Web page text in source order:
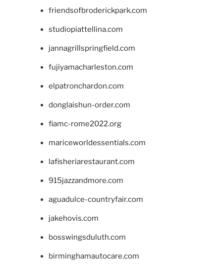
friendsofbroderickpark.com
studiopiattellina.com
jannagrillspringfield.com
fujiyamacharleston.com
elpatronchardon.com
donglaishun-order.com
fiamc-rome2022.org
mariceworldessentials.com
lafisheriarestaurant.com
915jazzandmore.com
aguadulce-countryfair.com
jakehovis.com
bosswingsduluth.com
birminghamautocare.com